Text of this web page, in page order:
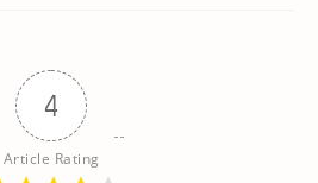
4
Article Rating